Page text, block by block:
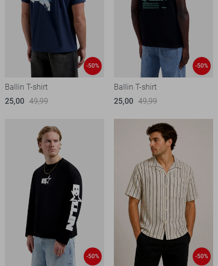
-50%
Ballin T-shirt
25,00 49,99
-50%
Ballin T-shirt
25,00 49,99
-50% -50%